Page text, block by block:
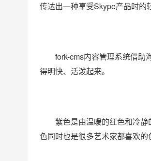
传达出一种享受Skype产品时的
fork-cms内容管理系统借助
得明快、活泼起来。
紫色是由温暖的红色和冷
色同时也是很多艺术家都喜欢的